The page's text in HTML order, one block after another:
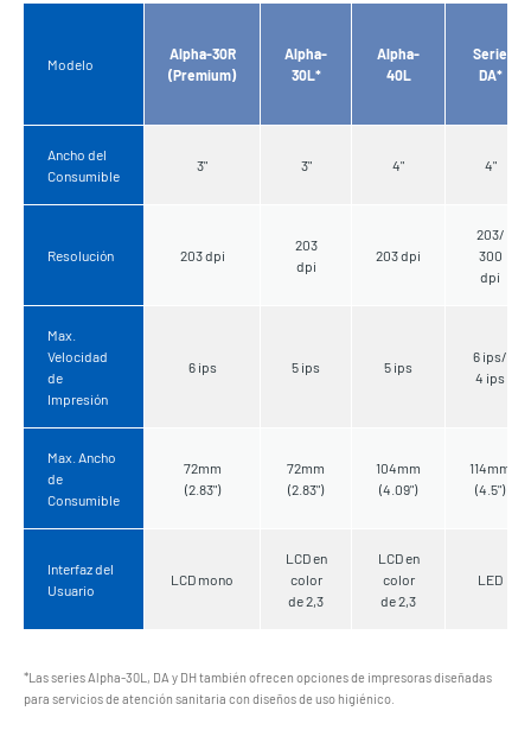
Modelo
Alpha-30R
(Premium)
Alpha-
30L*
Alpha-
40L
Serie
DA*
Ancho del
Consumible
3" 3" 4" 4"
Resolución 203 dpi
203
dpi
203 dpi
203/
300
dpi
Max.
Velocidad
de
Impresión
6 ips 5 ips 5 ips
6 ips/
4 ips
Max. Ancho
de
Consumible
72mm
(2.83")
72mm
(2.83")
104mm
(4.09")
114mm
(4.5")
Interfaz del
Usuario
LCD mono
LCD en
color
de 2,3
LCD en
color
de 2,3
LED
*Las series Alpha-30L, DA y DH también ofrecen opciones de impresoras diseñadas
para servicios de atención sanitaria con diseños de uso higiénico.